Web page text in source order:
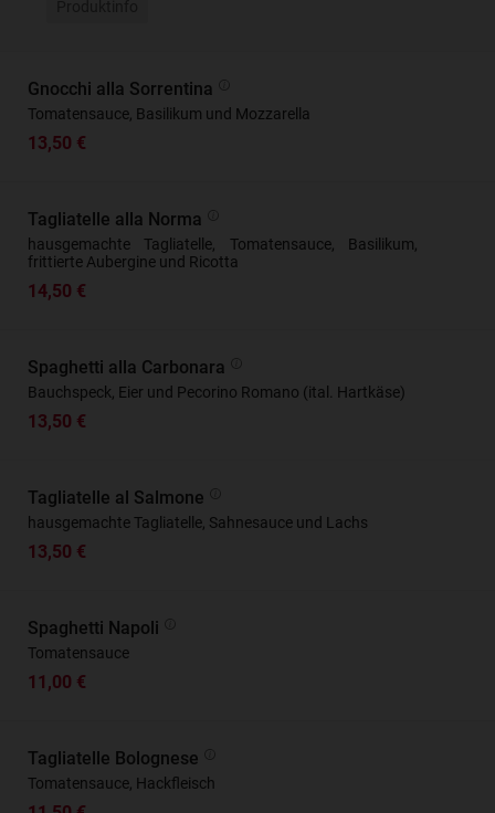
Gnocchi alla Sorrentina
Tomatensauce, Basilikum und Mozzarella
13,50 €
Tagliatelle alla Norma
hausgemachte Tagliatelle, Tomatensauce, Basilikum,
frittierte Aubergine und Ricotta
14,50 €
Spaghetti alla Carbonara
Bauchspeck, Eier und Pecorino Romano (ital. Hartkäse)
13,50 €
Tagliatelle al Salmone
hausgemachte Tagliatelle, Sahnesauce und Lachs
13,50 €
Spaghetti Napoli
Tomatensauce
11,00 €
Tagliatelle Bolognese
Tomatensauce, Hackfleisch